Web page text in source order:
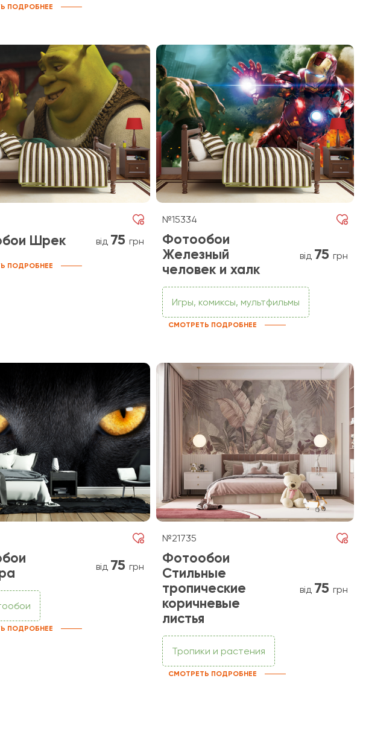
ПОДРОБНЕЕ
Шрек від 75 грн
ПОДРОБНЕЕ
№15334
Фотообои
Железный
человек и халк
від 75 грн
Игры, комиксы, мультфильмы
СМОТРЕТЬ ПОДРОБНЕЕ
від 75 грн
ПОДРОБНЕЕ
№21735
Фотообои
Стильные
тропические
коричневые
листья
від 75 грн
Тропики и растения
СМОТРЕТЬ ПОДРОБНЕЕ